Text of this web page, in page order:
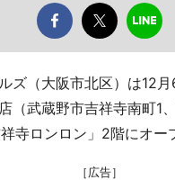
ズ（大阪市北区）は12
（武蔵野市吉祥寺南町1
寺ロンロン」2階にオー
［広告］